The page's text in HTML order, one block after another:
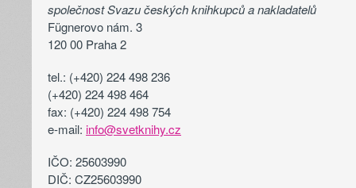
společnost Svazu českých knihkupců a nakladatelů
Fügnerovo nám. 3
120 00 Praha 2
tel.: (+420) 224 498 236
(+420) 224 498 464
fax: (+420) 224 498 754
e-mail: info@svetknihy.cz
IČO: 25603990
DIČ: CZ25603990